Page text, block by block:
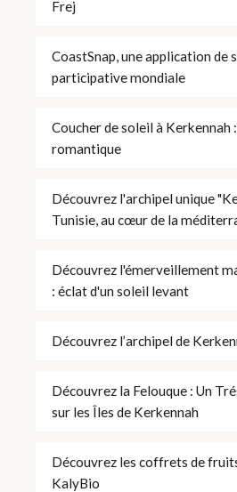
Frej
CoastSnap, une application de
participative mondiale
Coucher de soleil à Kerkennah
romantique
Découvrez l'archipel unique
Tunisie, au cœur de la
Découvrez l'émerveillement
: éclat d'un soleil levant
Découvrez l’archipel de
Découvrez la Felouque : Un
sur les Îles de Kerkennah
Découvrez les coffrets de
KalyBio